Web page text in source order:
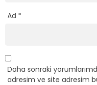
Ad *
Daha sonraki
adresim ve site adresim